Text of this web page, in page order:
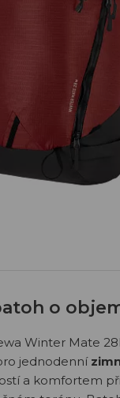
o
Winter Mate
jednodenní
a komfortem